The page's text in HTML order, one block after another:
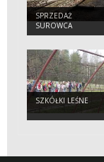
SPRZEDAŻ
SUROWCA
DRZEWNEGO
SZKÓŁKI LEŚNE